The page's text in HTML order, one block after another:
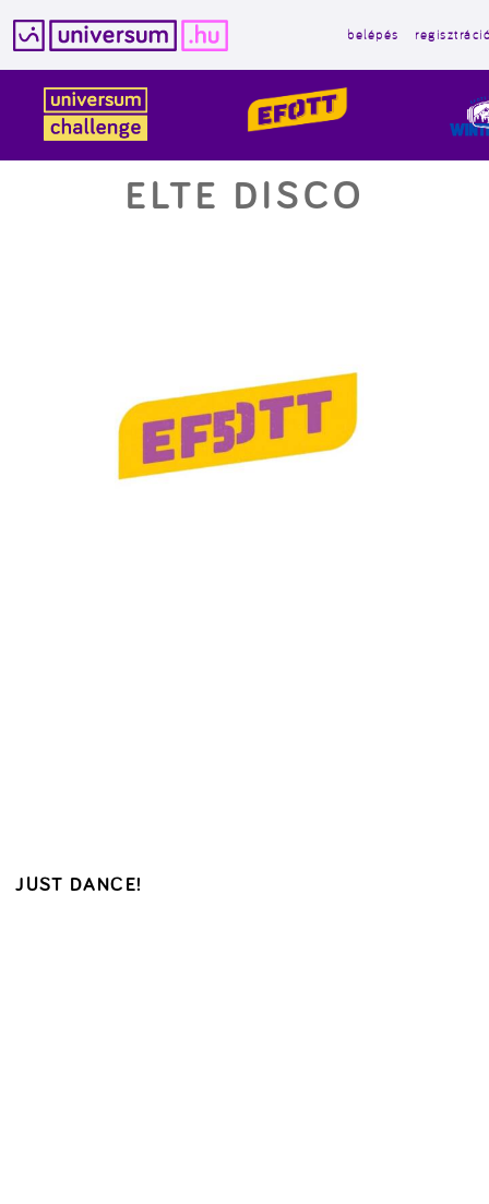
tartalomba
belépés
ELTE DISCO
JUST DANCE!